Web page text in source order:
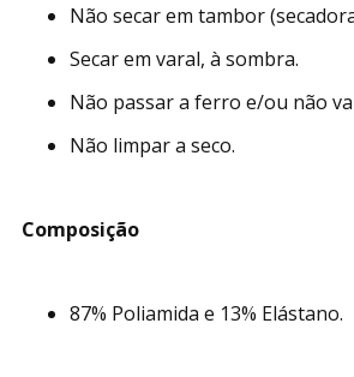
Lavagem a mão / Temperatura
Não alvejar.
Não secar em tambor
Secar em varal, à sombra.
Não limpar a seco.
Composição